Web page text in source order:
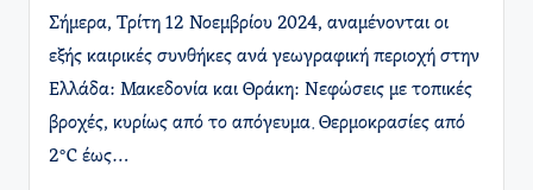
Σήμερα, Τρίτη 12 Νοεμβρίου 2024, αναμένονται οι
εξής καιρικές συνθήκες ανά γεωγραφική περιοχή στην
Ελλάδα: Μακεδονία και Θράκη: Νεφώσεις με τοπικές
βροχές, κυρίως από το απόγευμα. Θερμοκρασίες από
2°C έως…